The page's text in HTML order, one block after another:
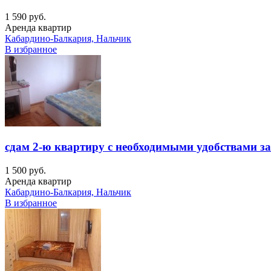
1 590 руб.
Аренда квартир
Кабардино-Балкария, Нальчик
В избранное
сдам 2-ю квартиру с необходимыми удобствами
1 500 руб.
Аренда квартир
Кабардино-Балкария, Нальчик
В избранное